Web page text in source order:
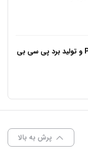
پرش به بالا